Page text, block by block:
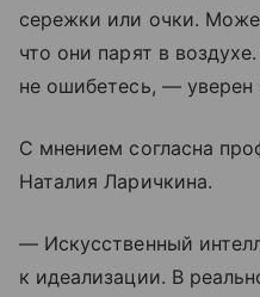
сережки или очки.
что они парят в
не ошибетесь, — уверен
С мнением согласна
Наталия Ларичкина.
— Искусственный
к идеализации. В